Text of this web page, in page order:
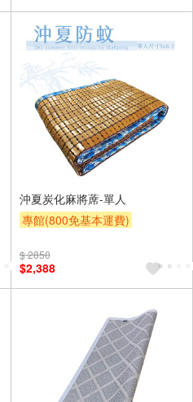
沖夏炭化麻將蓆-單人
專館(800免基本運費)
$ 2850
$2,388